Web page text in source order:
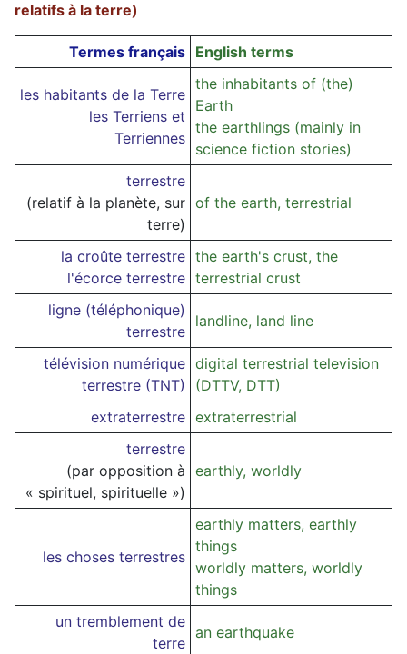
relatifs à la terre)
Termes français English terms
les habitants de la Terre
les Terriens et
Terriennes
the inhabitants of (the)
Earth
the earthlings (mainly in
science fiction stories)
terrestre
(relatif à la planète, sur
terre)
of the earth, terrestrial
la croûte terrestre
l'écorce terrestre
the earth's crust, the
terrestrial crust
ligne (téléphonique)
terrestre
landline, land line
télévision numérique
terrestre (TNT)
digital terrestrial television
(DTTV, DTT)
extraterrestre extraterrestrial
terrestre
(par opposition à
« spirituel, spirituelle »)
earthly, worldly
les choses terrestres
earthly matters, earthly
things
worldly matters, worldly
things
un tremblement de
terre
an earthquake